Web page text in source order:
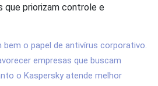
que priorizam controle e
o papel de antivírus corporativo.
empresas que buscam
o Kaspersky atende melhor